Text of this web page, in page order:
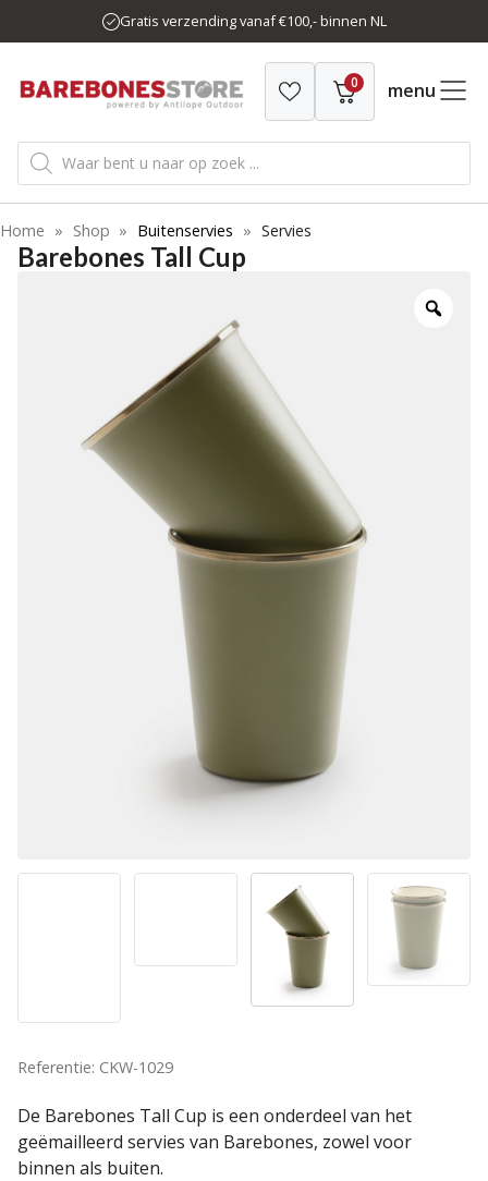
naar
inhoud
Gratis verzending vanaf €100,- binnen NL
0 menu
Producten
zoeken
Home » Shop » Buitenservies » Servies
Barebones Tall Cup
Referentie: CKW-1029
De Barebones Tall Cup is een onderdeel van het
geëmailleerd servies van Barebones, zowel voor
binnen als buiten.